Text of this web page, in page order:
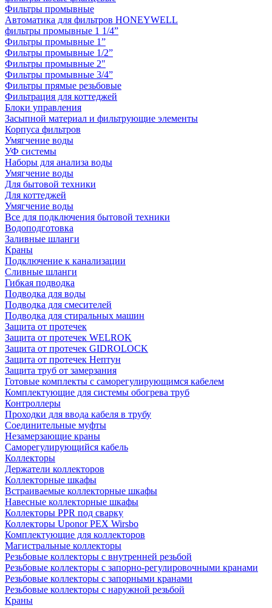
Фильтры промывные
Автоматика для фильтров HONEYWELL
фильтры промывные 1 1/4”
Фильтры промывные 1”
Фильтры промывные 1/2”
Фильтры промывные 2"
Фильтры промывные 3/4”
Фильтры прямые резьбовые
Фильтрация для коттеджей
Блоки управления
Засыпной материал и фильтрующие элементы
Корпуса фильтров
Умягчение воды
УФ системы
Наборы для анализа воды
Умягчение воды
Для бытовой техники
Для коттеджей
Умягчение воды
Все для подключения бытовой техники
Водоподготовка
Заливные шланги
Краны
Подключение к канализации
Сливные шланги
Гибкая подводка
Подводка для воды
Подводка для смесителей
Подводка для стиральных машин
Защита от протечек
Защита от протечек WELROK
Защита от протечек GIDROLOCK
Защита от протечек Нептун
Защита труб от замерзания
Готовые комплекты с саморегулирующимся кабелем
Комплектующие для системы обогрева труб
Контроллеры
Проходки для ввода кабеля в трубу
Соединительные муфты
Незамерзающие краны
Саморегулирующийся кабель
Коллекторы
Держатели коллекторов
Коллекторные шкафы
Встраиваемые коллекторные шкафы
Навесные коллекторные шкафы
Коллекторы PPR под сварку
Коллекторы Uponor PEX Wirsbo
Комплектующие для коллекторов
Магистральные коллекторы
Резьбовые коллекторы с внутренней резьбой
Резьбовые коллекторы с запорно-регулировочными кранами
Резьбовые коллекторы с запорными кранами
Резьбовые коллекторы с наружной резьбой
Краны